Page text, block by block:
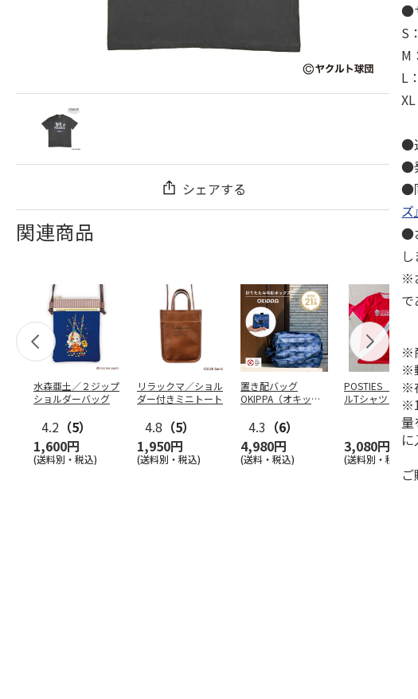
シェアする
関連商品
水森亜土／２ジップ
ショルダーバッグ
4.2 （5）
1,600円
(送料別・税込)
リラックマ／ショル
ダー付きミニトート
4.8 （5）
1,950円
(送料別・税込)
置き配バッグ
OKIPPA（オキッ
4.3 （6）
4,980円
(送料・税込)
POSTIES オリ
ルTシャツ Sサ
3,080円
(送料別・税込)
●
S
M
L
●
●
●
ズ
●
し
※
で
※
※
※